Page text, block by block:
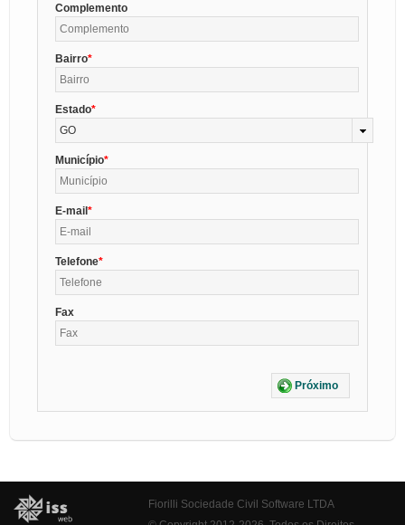
Complemento
Bairro
Estado
GO
Município
E-mail
Telefone
Fax
Próximo
Fiorilli Sociedade Civil Software LTDA